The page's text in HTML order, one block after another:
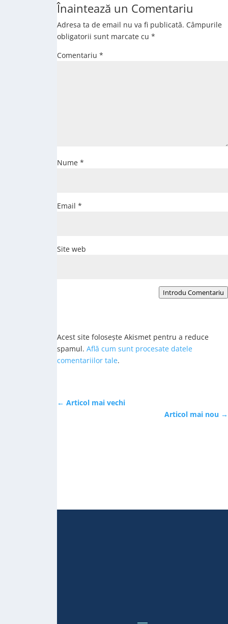
Înaintează un Comentariu
Adresa ta de email nu va fi publicată. Câmpurile
obligatorii sunt marcate cu *
Comentariu *
Nume *
Email *
Site web
Introdu Comentariu
Acest site folosește Akismet pentru a reduce
spamul. Află cum sunt procesate datele
comentariilor tale.
← Articol mai vechi
Articol mai nou →